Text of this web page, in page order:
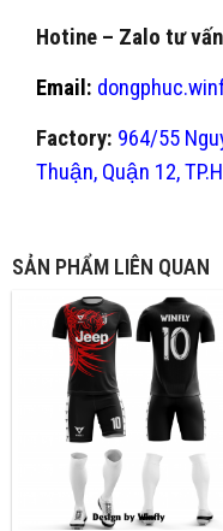
Hotine – Zalo tư
Email:
Factory: 964/55
Thuận, Quận 12,
SẢN PHẨM LIÊN QUAN